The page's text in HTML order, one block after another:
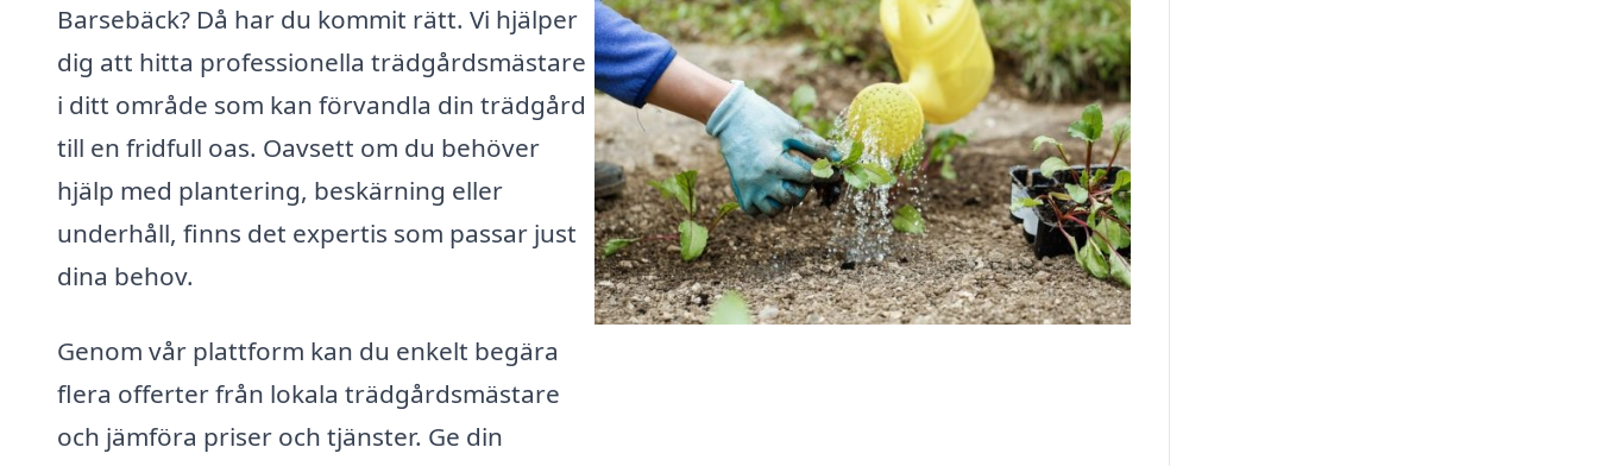
Barsebäck? Då har du kommit rätt. Vi hjälper
dig att hitta professionella trädgårdsmästare
i ditt område som kan förvandla din trädgård
till en fridfull oas. Oavsett om du behöver
hjälp med plantering, beskärning eller
underhåll, finns det expertis som passar just
dina behov.
Genom vår plattform kan du enkelt begära
flera offerter från lokala trädgårdsmästare
och jämföra priser och tjänster. Ge din